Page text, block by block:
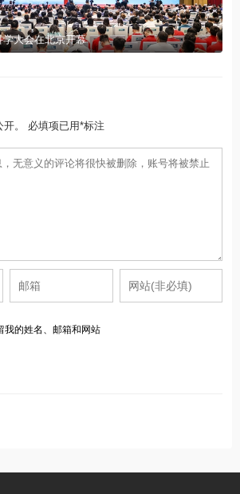
大会在北京开幕
开。 必填项已用*标注
我的姓名、邮箱和网站